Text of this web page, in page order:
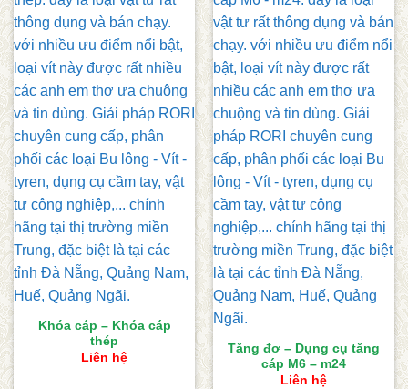
Khóa cáp – Khóa cáp
thép
Liên hệ
Tăng đơ – Dụng cụ tăng
cáp M6 – m24
Liên hệ